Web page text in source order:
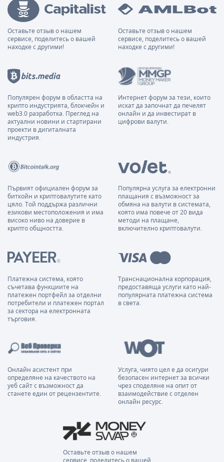
Оставьте отзыв о нашем
сервисе, поделитесь о вашей
находке с другими!
Оставьте отзыв о нашем
сервисе, поделитесь о вашей
находке с другими!
Популярен форум в областта на
крипто индустрията, блокчейн и
web3.0 разработка. Преглед на
актуални новини и стартирани
проекти в дигиталната
индустрия.
Интернет форум за тези, които
искат да започнат да печелят
онлайн и да инвестират в
цифрови валути.
Първият официален форум за
биткойн и криптовалутите като
цяло. Той поддържа различни
езикови местоположения и има
високо ниво на доверие в
крипто общността.
Популярна услуга за електронни
плащания с възможност за
обмяна на валути в системата,
която има повече от 20 вида
методи на плащане,
включително криптовалути.
Платежна система, която
съчетава функциите на
платежен портфейл за отделни
потребители и платежен портал
за сектора на електронната
търговия.
Транснационална корпорация,
предоставяща услуги като най-
популярната платежна система
в света.
Онлайн асистент при
определяне на качеството на
уеб сайт с възможност да
станете един от рецензентите.
Услуга, чиято цел е да осигури
безопасен интернет за всички
чрез споделяне на опит от
взаимодействие с отделен
онлайн ресурс.
Оставьте отзыв о нашем